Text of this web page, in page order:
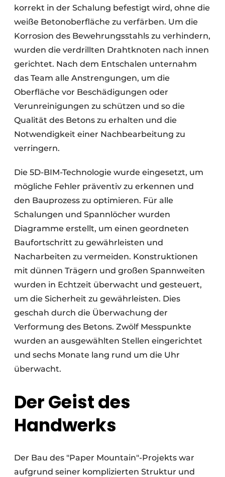
korrekt in der Schalung befestigt wird, ohne die
weiße Betonoberfläche zu verfärben. Um die
Korrosion des Bewehrungsstahls zu verhindern,
wurden die verdrillten Drahtknoten nach innen
gerichtet. Nach dem Entschalen unternahm
das Team alle Anstrengungen, um die
Oberfläche vor Beschädigungen oder
Verunreinigungen zu schützen und so die
Qualität des Betons zu erhalten und die
Notwendigkeit einer Nachbearbeitung zu
verringern.
Die 5D-BIM-Technologie wurde eingesetzt, um
mögliche Fehler präventiv zu erkennen und
den Bauprozess zu optimieren. Für alle
Schalungen und Spannlöcher wurden
Diagramme erstellt, um einen geordneten
Baufortschritt zu gewährleisten und
Nacharbeiten zu vermeiden. Konstruktionen
mit dünnen Trägern und großen Spannweiten
wurden in Echtzeit überwacht und gesteuert,
um die Sicherheit zu gewährleisten. Dies
geschah durch die Überwachung der
Verformung des Betons. Zwölf Messpunkte
wurden an ausgewählten Stellen eingerichtet
und sechs Monate lang rund um die Uhr
überwacht.
Der Geist des
Handwerks
Der Bau des "Paper Mountain"-Projekts war
aufgrund seiner komplizierten Struktur und